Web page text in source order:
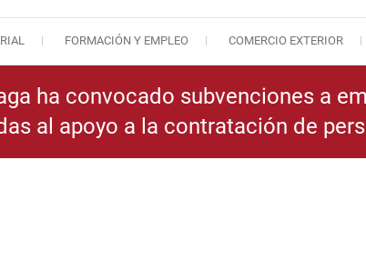
Cámara de Comercio de
FORMACIÓN Y EMPLEO COMERCIO EXTERIOR
ha convocado subvenciones a
al apoyo a la contratación de